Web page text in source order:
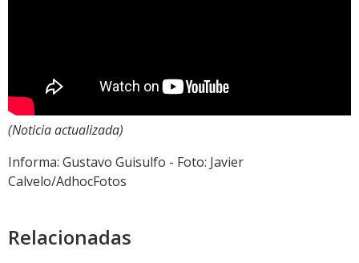
(Noticia actualizada)
Informa: Gustavo Guisulfo - Foto: Javier
Calvelo/AdhocFotos
Relacionadas